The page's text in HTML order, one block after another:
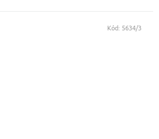
Kód: 5634/3